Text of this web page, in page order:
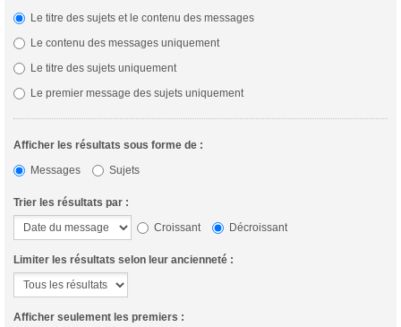
Le titre des sujets et le contenu des messages
Le contenu des messages uniquement
Le titre des sujets uniquement
Le premier message des sujets uniquement
Afficher les résultats sous forme de :
Messages
Sujets
Trier les résultats par :
Croissant
Décroissant
Limiter les résultats selon leur ancienneté :
Afficher seulement les premiers :